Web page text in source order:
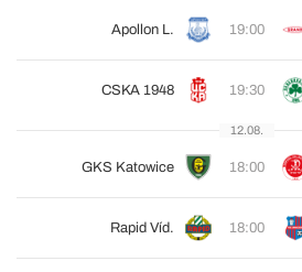
Apollon L. 19:00
CSKA 1948 19:30
12.08.
GKS Katowice 18:00
Rapid Víd. 18:00